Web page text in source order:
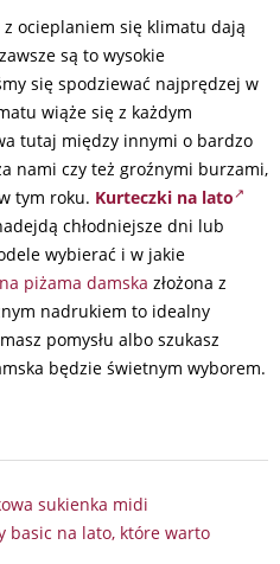
ocieplaniem się klimatu dają
są to wysokie
się spodziewać najprędzej w
wiąże się z każdym
tutaj między innymi o bardzo
nami czy też groźnymi burzami,
tym roku. Kurteczki na lato
chłodniejsze dni lub
wybierać i w jakie
piżama damska złożona z
nadrukiem to idealny
pomysłu albo szukasz
będzie świetnym wyborem.
sukienka midi
basic na lato, które warto